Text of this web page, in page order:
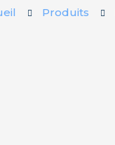
Produits